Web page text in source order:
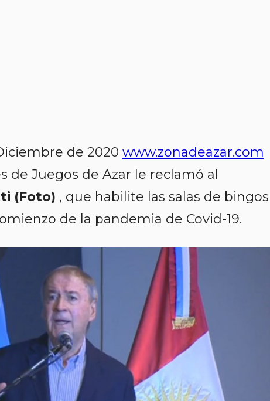
de 2020 www.zonadeazar.com
de Juegos de Azar le reclamó al
(Foto) , que habilite las salas de
de la pandemia de Covid-19.